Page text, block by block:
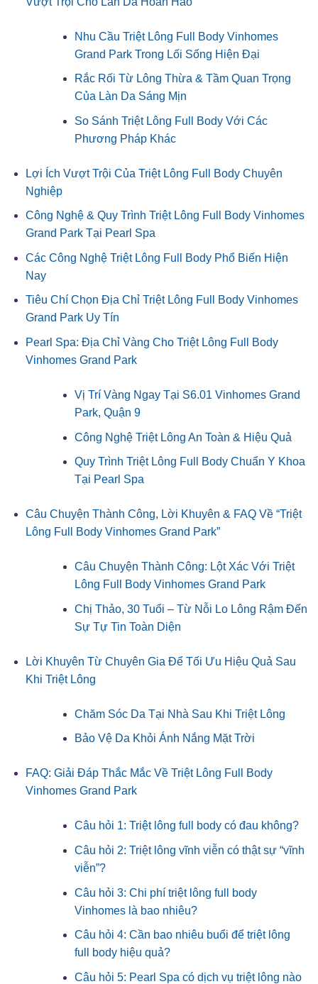
Nhu Cầu Triệt Lông Full Body Vinhomes
Grand Park Trong Lối Sống Hiện Đại
Rắc Rối Từ Lông Thừa & Tầm Quan Trọng
Của Làn Da Sáng Mịn
So Sánh Triệt Lông Full Body Với Các
Phương Pháp Khác
Lợi Ích Vượt Trội Của Triệt Lông Full Body Chuyên
Nghiệp
Công Nghệ & Quy Trình Triệt Lông Full Body Vinhomes
Grand Park Tại Pearl Spa
Các Công Nghệ Triệt Lông Full Body Phổ Biến Hiện
Nay
Tiêu Chí Chọn Địa Chỉ Triệt Lông Full Body Vinhomes
Grand Park Uy Tín
Pearl Spa: Địa Chỉ Vàng Cho Triệt Lông Full Body
Vinhomes Grand Park
Vị Trí Vàng Ngay Tại S6.01 Vinhomes Grand
Park, Quận 9
Công Nghệ Triệt Lông An Toàn & Hiệu Quả
Quy Trình Triệt Lông Full Body Chuẩn Y Khoa
Tại Pearl Spa
Câu Chuyện Thành Công, Lời Khuyên & FAQ Về “Triệt
Lông Full Body Vinhomes Grand Park”
Câu Chuyện Thành Công: Lột Xác Với Triệt
Lông Full Body Vinhomes Grand Park
Chị Thảo, 30 Tuổi – Từ Nỗi Lo Lông Rậm Đến
Sự Tự Tin Toàn Diện
Lời Khuyên Từ Chuyên Gia Để Tối Ưu Hiệu Quả Sau
Khi Triệt Lông
Chăm Sóc Da Tại Nhà Sau Khi Triệt Lông
Bảo Vệ Da Khỏi Ánh Nắng Mặt Trời
FAQ: Giải Đáp Thắc Mắc Về Triệt Lông Full Body
Vinhomes Grand Park
Câu hỏi 1: Triệt lông full body có đau không?
Câu hỏi 2: Triệt lông vĩnh viễn có thật sự “vĩnh
viễn”?
Câu hỏi 3: Chi phí triệt lông full body
Vinhomes là bao nhiêu?
Câu hỏi 4: Cần bao nhiêu buổi để triệt lông
full body hiệu quả?
Câu hỏi 5: Pearl Spa có dịch vụ triệt lông nào